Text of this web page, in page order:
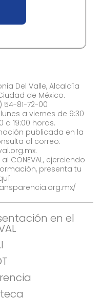
Del Valle, Alcaldía
de México.
54-81-72-00
a viernes de 9:30
a 19:00 horas.
publicada en la
al correo:
.
CONEVAL, ejerciendo
presenta tu
en el